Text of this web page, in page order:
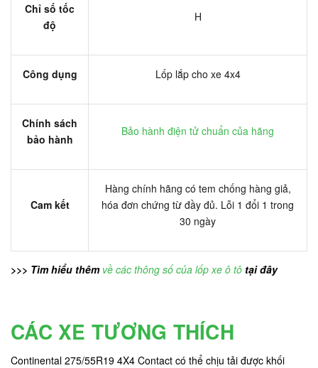
Chỉ số tốc
độ
H
Công dụng Lốp lắp cho xe 4x4
Chính sách
bảo hành
Bảo hành điện tử chuẩn của hãng
Cam kết
Hàng chính hãng có tem chống hàng giả,
hóa đơn chứng từ đầy đủ. Lỗi 1 đổi 1 trong
30 ngày
>>> Tìm hiểu thêm về các thông số của lốp xe ô tô tại đây
CÁC XE TƯƠNG THÍCH
Continental 275/55R19 4X4 Contact có thể chịu tải được khối